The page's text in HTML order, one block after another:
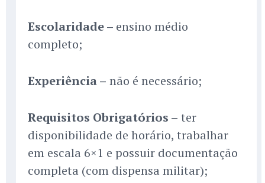
Escolaridade – ensino médio
completo;
Experiência – não é necessário;
Requisitos Obrigatórios – ter
disponibilidade de horário, trabalhar
em escala 6×1 e possuir documentação
completa (com dispensa militar);